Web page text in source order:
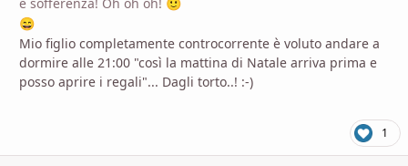
🙂
😄
Mio figlio completamente controcorrente è voluto andare a
dormire alle 21:00 "così la mattina di Natale arriva prima e
posso aprire i regali"... Dagli torto..! :-)
1